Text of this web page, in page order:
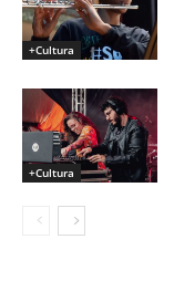
+Cultura
+Cultura